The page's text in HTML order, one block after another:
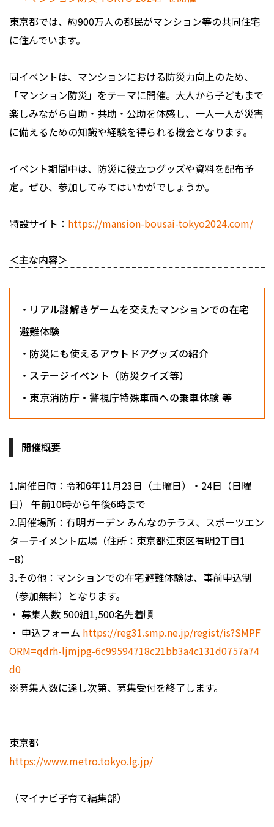
東京都では、約900万人の都民がマンション等の共同住宅
に住んでいます。
同イベントは、マンションにおける防災力向上のため、
「マンション防災」をテーマに開催。大人から子どもまで
楽しみながら自助・共助・公助を体感し、一人一人が災害
に備えるための知識や経験を得られる機会となります。
イベント期間中は、防災に役立つグッズや資料を配布予
定。ぜひ、参加してみてはいかがでしょうか。
特設サイト： https://mansion-bousai-tokyo2024.com/
＜主な内容＞
・リアル謎解きゲームを交えたマンションでの在宅
避難体験
・防災にも使えるアウトドアグッズの紹介
・ステージイベント（防災クイズ等）
・東京消防庁・警視庁特殊車両への乗車体験 等
開催概要
1.開催日時：令和6年11月23日（土曜日）・24日（日曜
日） 午前10時から午後6時まで
2.開催場所：有明ガーデン みんなのテラス、スポーツエン
ターテイメント広場（住所：東京都江東区有明2丁目1
−8）
3.その他：マンションでの在宅避難体験は、事前申込制
（参加無料）となります。
・ 募集人数 500組1,500名先着順
・ 申込フォーム https://reg31.smp.ne.jp/regist/is?SMPF
ORM=qdrh-ljmjpg-6c99594718c21bb3a4c131d0757a74
d0
※募集人数に達し次第、募集受付を終了します。
東京都
https://www.metro.tokyo.lg.jp/
（マイナビ子育て編集部）